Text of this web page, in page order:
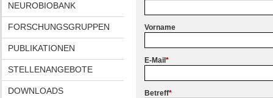
NEUROBIOBANK
FORSCHUNGSGRUPPEN
PUBLIKATIONEN
STELLENANGEBOTE
DOWNLOADS
Vorname
E-Mail*
Betreff*